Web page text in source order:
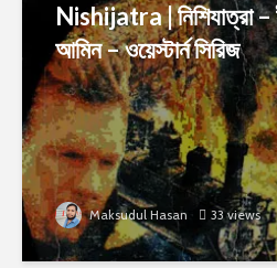
Nishijatra | নিশিযাত্রা –
আমিন – ওয়েস্টার্ন সিরিজ
Maksudul Hasan 33 views